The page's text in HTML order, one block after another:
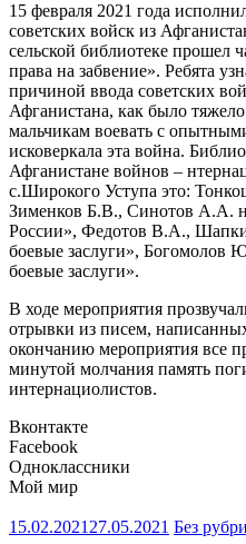
15 февраля 2021 года
советских войск из
сельской библиотеке прошел
права на забвение». Ребята
причиной ввода советских
Афганистана, как было
мальчикам воевать с
исковеркала эта война.
Афганистане войнов –
с.Широкого Уступа это:
Зименков Б.В., Синотов А.А.
России», Федотов В.А.,
боевые заслуги», Богомолов
боевые заслуги».
В ходе мероприятия
отрывки из писем,
окончанию мероприятия все
минутой молчания память
интернациолистов.
Вконтакте
Facebook
Одноклассники
Мой мир
15.02.202127.05.2021 Без